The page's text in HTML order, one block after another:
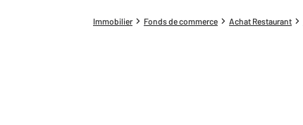
Immobilier Fonds de commerce Achat Restaurant